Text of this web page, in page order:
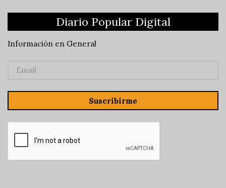
Diario Popular Digital
Información en General
Suscribirme